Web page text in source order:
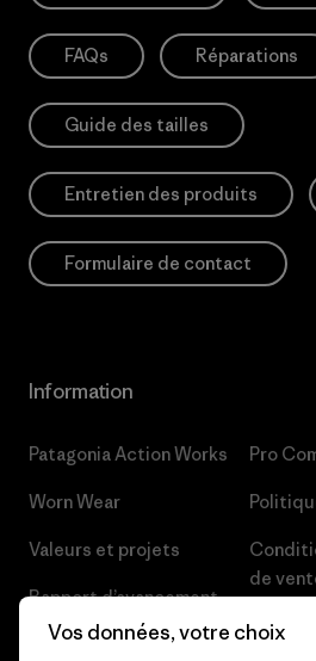
FAQs Réparations
Guide des tailles
Entretien des produits
Formulaire de contact
Information
Patagonia Action Works
Worn Wear
Valeurs et projets
Rapport d’avancement
Business Unusual
Pro
de
Vos données, votre choix